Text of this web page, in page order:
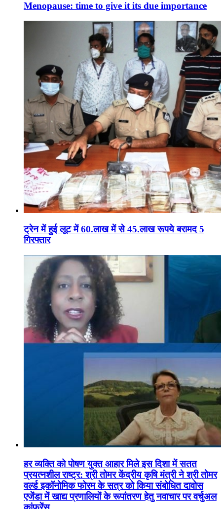
Menopause: time to give it its due importance
ट्रेन में हुई लूट में 60.लाख में से 45.लाख रूपये बरामद 5
गिरफ्तार
हर व्यक्ति को पोषण युक्त आहार मिले इस दिशा में सतत
प्रयत्नशील राष्ट्र: श्री तोमर केंद्रीय कृषि मंत्री ने श्री तोमर
वर्ल्ड इकॉनोमिक फोरम के सत्र को किया संबोधित दावोस
एजेंडा में खाद्य प्रणालियों के रूपांतरण हेतु नवाचार पर वर्चुअल